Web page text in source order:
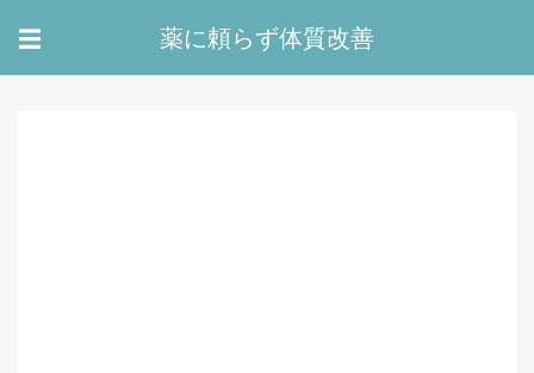
☰ 薬に頼らず体質改善